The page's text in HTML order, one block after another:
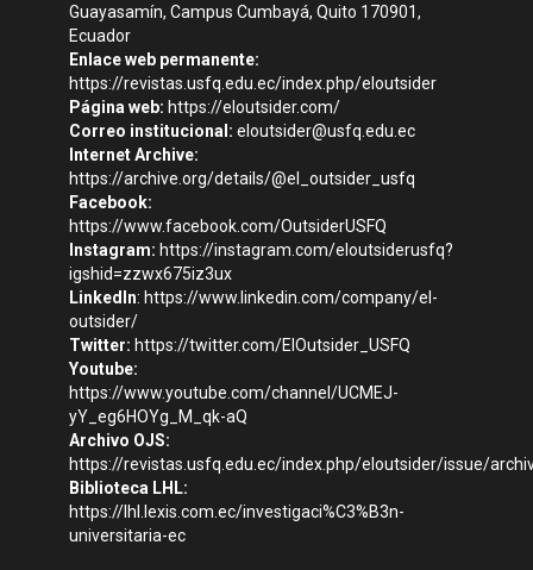
Guayasamín, Campus Cumbayá, Quito 170901,
Ecuador
Enlace web permanente:
https://revistas.usfq.edu.ec/index.php/eloutsider
Página web: https://eloutsider.com/
Correo institucional: eloutsider@usfq.edu.ec
Internet Archive:
https://archive.org/details/@el_outsider_usfq
Facebook:
https://www.facebook.com/OutsiderUSFQ
Instagram: https://instagram.com/eloutsiderusfq?
igshid=zzwx675iz3ux
LinkedIn: https://www.linkedin.com/company/el-
outsider/
Twitter: https://twitter.com/ElOutsider_USFQ
Youtube:
https://www.youtube.com/channel/UCMEJ-
yY_eg6HOYg_M_qk-aQ
Archivo OJS:
https://revistas.usfq.edu.ec/index.php/eloutsider/issue/
Biblioteca LHL:
https://lhl.lexis.com.ec/investigaci%C3%B3n-
universitaria-ec